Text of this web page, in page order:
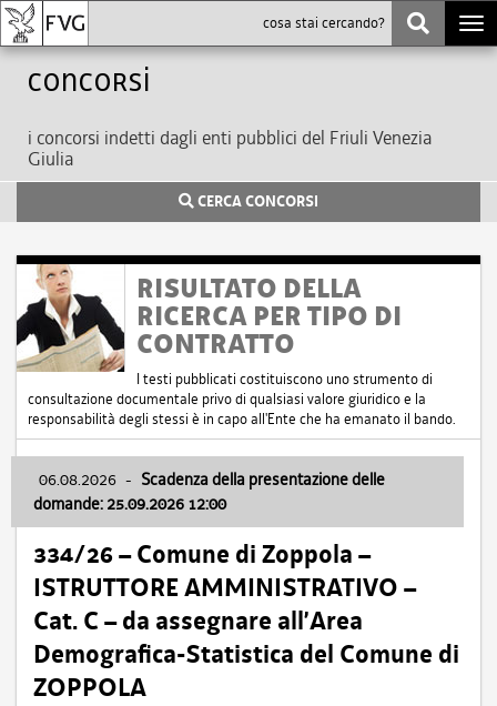
Concorsi
i concorsi indetti dagli enti pubblici del Friuli Venezia
Giulia
CERCA CONCORSI
RISULTATO DELLA
RICERCA PER TIPO DI
CONTRATTO
I testi pubblicati costituiscono uno strumento di
consultazione documentale privo di qualsiasi valore giuridico e la
responsabilità degli stessi è in capo all'Ente che ha emanato il bando.
06.08.2026 - Scadenza della presentazione delle
domande: 25.09.2026 12:00
334/26 – Comune di Zoppola –
ISTRUTTORE AMMINISTRATIVO –
Cat. C – da assegnare all’Area
Demografica-Statistica del Comune di
ZOPPOLA